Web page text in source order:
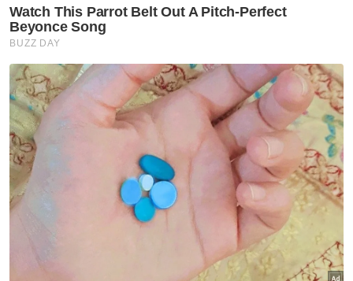
Ikuti Channel rasmi Sinar Harian di WhatsApp
supaya anda tidak terlepas berita-berita
terkini daripada kami. Jom! Klik di sini!